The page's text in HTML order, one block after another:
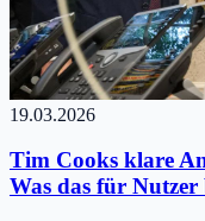
19.03.2026
Tim Cooks klare
Was das für Nutzer